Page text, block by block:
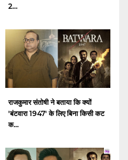
2...
राजकुमार संतोषी ने बताया कि क्यों
'बंटवारा 1947' के लिए बिना किसी कट
क...